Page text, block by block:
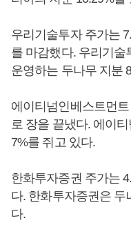
우리기술투자 주가는
를 마감했다. 우리기
운영하는 두나무 지분
에이티넘인베스트먼
로 장을 끝냈다. 에이
7%를 쥐고 있다.
한화투자증권 주가는
다. 한화투자증권은 두
다.